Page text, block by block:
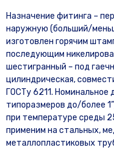
Назначение фитинга –
наружную (больший/
изготовлен горячим
последующим
шестигранный – под
цилиндрическая,
ГОСТу 6211.
типоразмеров до/более
при температуре среды
применим на стальных,
металлопластиковых